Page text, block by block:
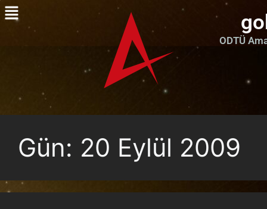
ODTÜ
Gün: 20 Eylül 2009